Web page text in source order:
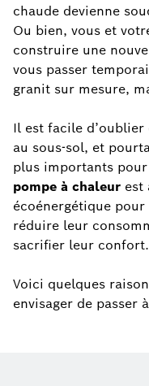
chaude devienne
Ou bien, vous et
construire une
vous passer
granit sur mesure,
Il est facile
au sous-sol, et
plus importants
pompe à chaleur est
écoénergétique
réduire leur
sacrifier leur confort.
Voici quelques
envisager de passer